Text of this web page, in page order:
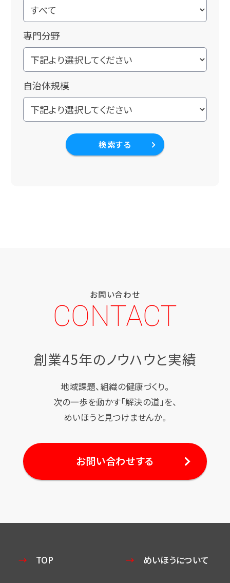
専門分野
自治体規模
検索する
お問い合わせ
CONTACT
創業45年のノウハウと実績
地域課題、組織の健康づくり。
次の一歩を動かす「解決の道」を、
めいほうと見つけませんか。
お問い合わせする
TOP めいほうについて